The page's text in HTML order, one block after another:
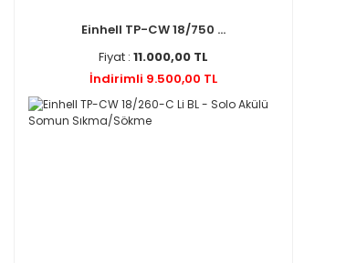
Einhell TP-CW 18/750 ...
Fiyat : 11.000,00 TL
İndirimli 9.500,00 TL